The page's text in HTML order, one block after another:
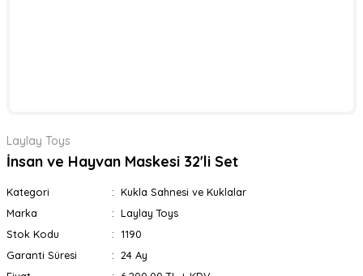
Laylay Toys
İnsan ve Hayvan Maskesi 32'li Set
Kategori
Kukla Sahnesi ve Kuklalar
Marka
Laylay Toys
Stok Kodu
1190
Garanti Süresi
24 Ay